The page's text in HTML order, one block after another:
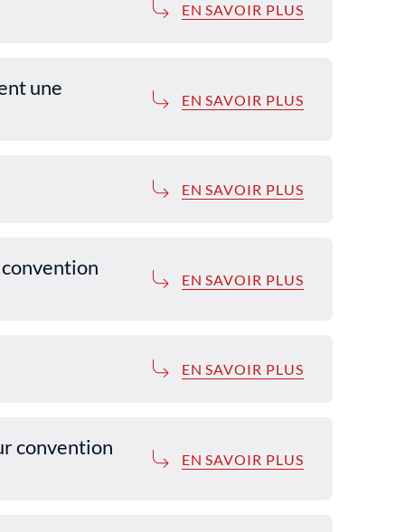
EN SAVOIR PLUS
une
EN SAVOIR PLUS
EN SAVOIR PLUS
EN SAVOIR PLUS
EN SAVOIR PLUS
convention
EN SAVOIR PLUS